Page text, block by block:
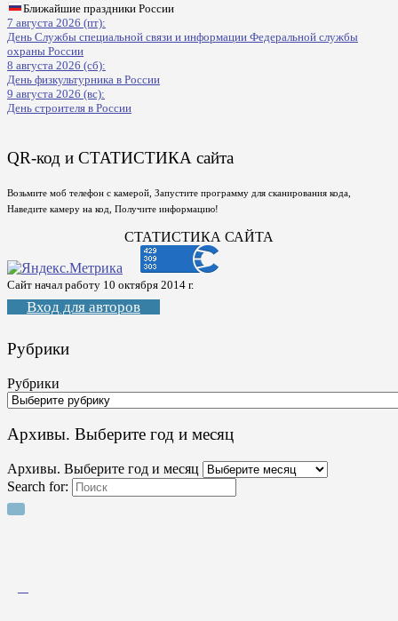
Ближайшие праздники России
7 августа 2026 (пт):
День Службы специальной связи и информации Федеральной службы
охраны России
8 августа 2026 (сб):
День физкультурника в России
9 августа 2026 (вс):
День строителя в России
QR-код и СТАТИСТИКА сайта
Возьмите моб телефон с камерой, Запустите программу для сканирования кода,
Наведите камеру на код, Получите информацию!
СТАТИСТИКА САЙТА
Сайт начал работу 10 октября 2014 г.
Вход для авторов
Рубрики
Рубрики
Архивы. Выберите год и месяц
Архивы. Выберите год и месяц
Search for: